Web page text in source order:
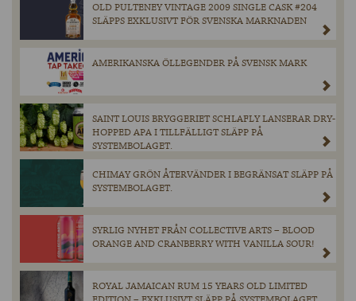
OLD PULTENEY VINTAGE 2009 SINGLE CASK #204
SLÄPPS EXKLUSIVT FÖR SVENSKA MARKNADEN
AMERIKANSKA ÖLLEGENDER PÅ SVENSK MARK
SAINT LOUIS BRYGGERIET SCHLAFLY LANSERAR DRY-
HOPPED APA I TILLFÄLLIGT SLÄPP PÅ
SYSTEMBOLAGET.
CHIMAY GRÖN ÅTERVÄNDER I BEGRÄNSAT SLÄPP PÅ
SYSTEMBOLAGET.
SYRLIG NYHET FRÅN COLLECTIVE ARTS – BLOOD
ORANGE AND CRANBERRY WITH VANILLA SOUR!
ROYAL JAMAICAN RUM 15 YEARS OLD LIMITED